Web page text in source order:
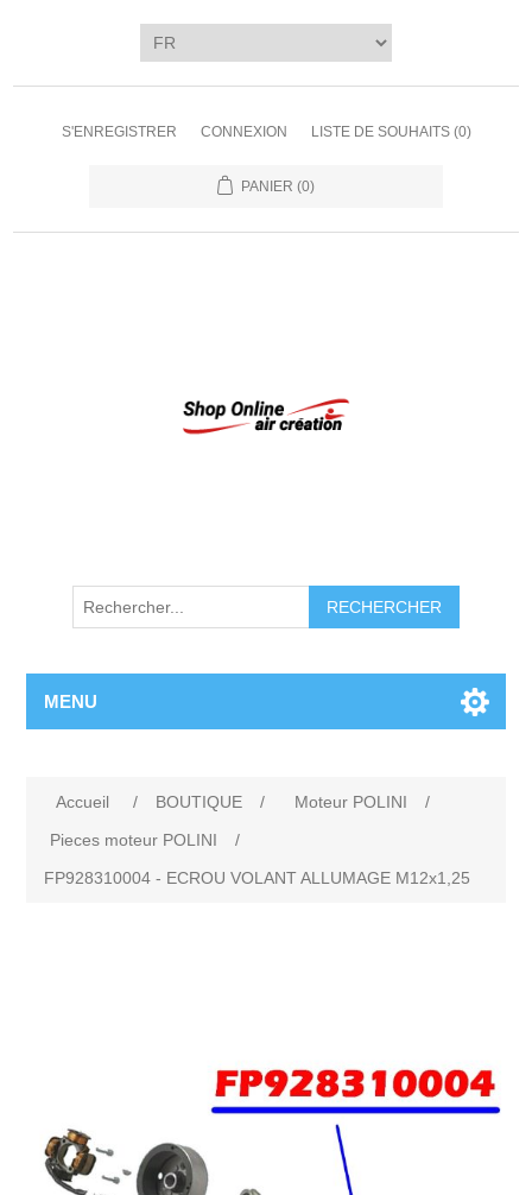
S'ENREGISTRER CONNEXION LISTE DE SOUHAITS (0)
PANIER (0)
RECHERCHER
MENU
Accueil / BOUTIQUE / Moteur POLINI
/
Pieces moteur POLINI
/
FP928310004 - ECROU VOLANT ALLUMAGE M12x1,25